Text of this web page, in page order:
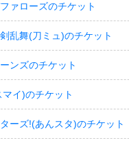
ァローズのチケット
乱舞(刀ミュ)のチケット
ンズのチケット
イ)のチケット
ーズ!(あんスタ)のチケット